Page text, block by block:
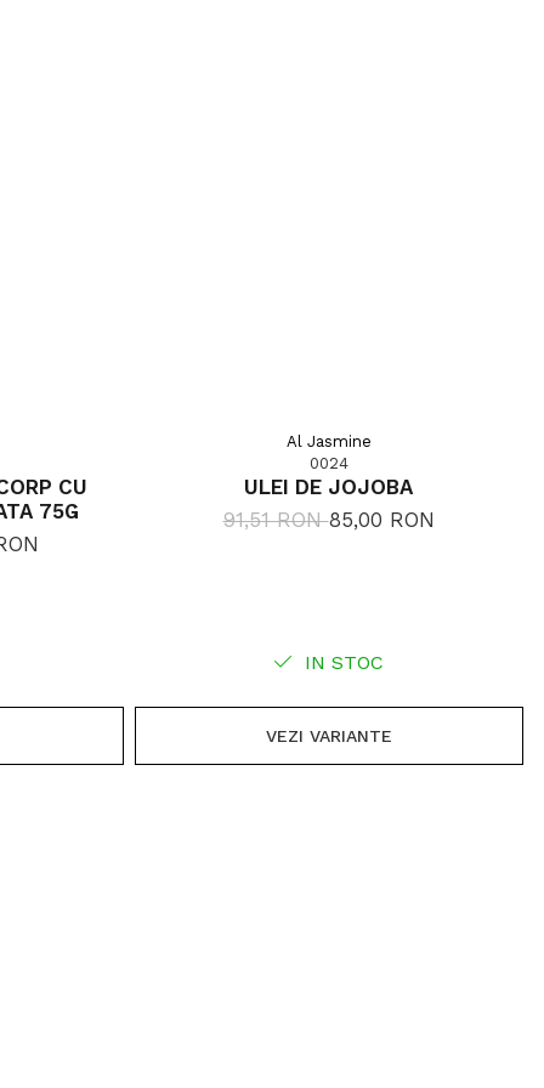
CU
75G
Al Jasmine
0024
ULEI DE JOJOBA
91,51 RON85,00 RON
IN STOC
VEZI VARIANTE